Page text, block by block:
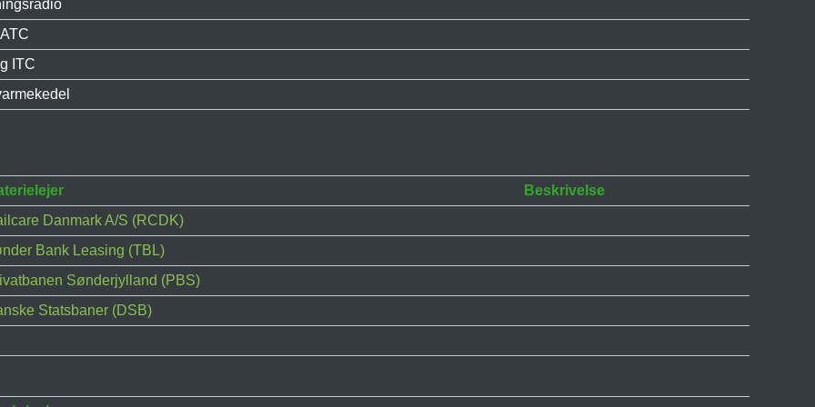
ITC
Beskrivelse
Danmark A/S (RCDK)
Bank Leasing (TBL)
Sønderjylland (PBS)
Statsbaner (DSB)